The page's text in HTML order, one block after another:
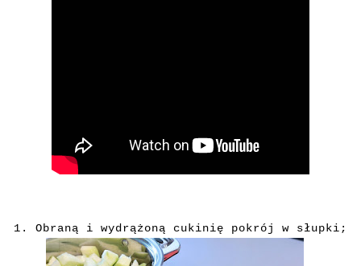
1. Obraną i wydrążoną cukinię pokrój w słupki;